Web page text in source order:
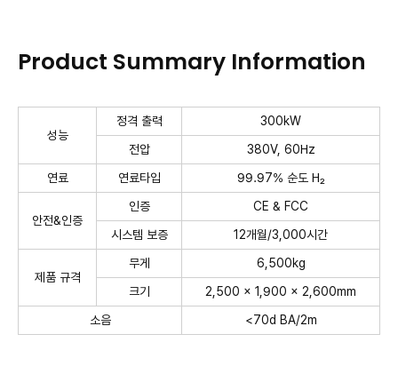
Product Summary Information
성능
정격 출력
300kW
전압
380V, 60Hz
연료
연료타입 99.97% 순도 H₂
안전&인증
인증
CE & FCC
시스템 보증
12개월/3,000시간
제품 규격
무게
6,500kg
크기
2,500 x 1,900 x 2,600mm
소음
<70d BA/2m